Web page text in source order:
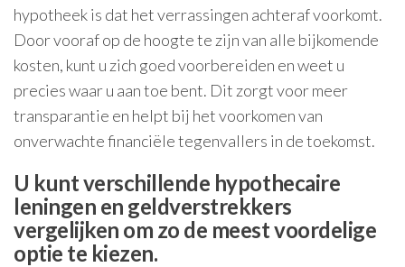
hypotheek is dat het verrassingen achteraf voorkomt.
Door vooraf op de hoogte te zijn van alle bijkomende
kosten, kunt u zich goed voorbereiden en weet u
precies waar u aan toe bent. Dit zorgt voor meer
transparantie en helpt bij het voorkomen van
onverwachte financiële tegenvallers in de toekomst.
U kunt verschillende hypothecaire
leningen en geldverstrekkers
vergelijken om zo de meest voordelige
optie te kiezen.